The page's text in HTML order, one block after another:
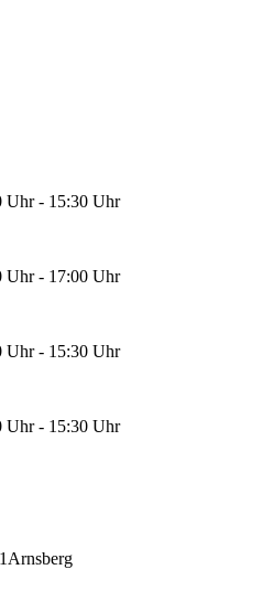
Uhr - 15:30 Uhr
Uhr - 17:00 Uhr
Uhr - 15:30 Uhr
Uhr - 15:30 Uhr
Arnsberg